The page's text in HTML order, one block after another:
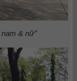
& nữ”